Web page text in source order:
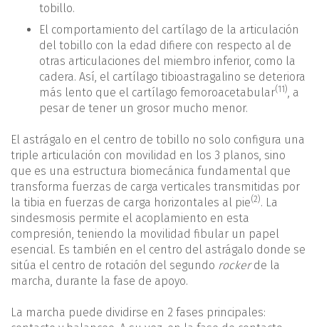
tobillo.
El comportamiento del cartílago de la articulación
del tobillo con la edad difiere con respecto al de
otras articulaciones del miembro inferior, como la
cadera. Así, el cartílago tibioastragalino se deteriora
más lento que el cartílago femoroacetabular(11), a
pesar de tener un grosor mucho menor.
El astrágalo en el centro de tobillo no solo configura una
triple articulación con movilidad en los 3 planos, sino
que es una estructura biomecánica fundamental que
transforma fuerzas de carga verticales transmitidas por
la tibia en fuerzas de carga horizontales al pie(2). La
sindesmosis permite el acoplamiento en esta
compresión, teniendo la movilidad fibular un papel
esencial. Es también en el centro del astrágalo donde se
sitúa el centro de rotación del segundo rockerde la
marcha, durante la fase de apoyo.
La marcha puede dividirse en 2 fases principales: